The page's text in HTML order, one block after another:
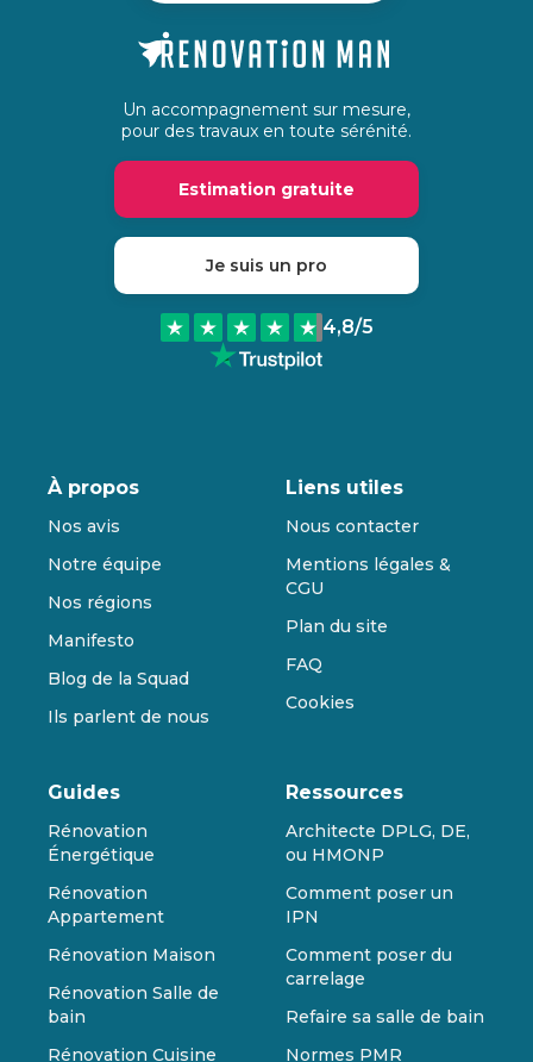
Un accompagnement sur mesure,
pour des travaux en toute sérénité.
Estimation gratuite
Je suis un pro
4,8/5
À propos
Nos avis
Notre équipe
Nos régions
Manifesto
Blog de la Squad
Ils parlent de nous
Liens utiles
Nous contacter
Mentions légales &
CGU
Plan du site
FAQ
Cookies
Guides
Rénovation
Énergétique
Rénovation
Appartement
Rénovation Maison
Rénovation Salle de
bain
Rénovation Cuisine
Ressources
Architecte DPLG, DE,
ou HMONP
Comment poser un
IPN
Comment poser du
carrelage
Refaire sa salle de bain
Normes PMR